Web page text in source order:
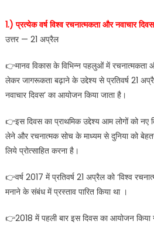
1.) प्रत्येक वर्ष विश्व रचनात्मकता और नवाचार
उत्तर — 21 अप्रैल
👉मानव विकास के विभिन्न पहलुओं में रचनात्मकता
लेकर जागरूकता बढ़ाने के उद्देश्य से प्रतिवर्ष 21
नवाचार दिवस’ का आयोजन किया जाता है।
👉इस दिवस का प्राथमिक उद्देश्य आम लोगों को नए
लेने और रचनात्मक सोच के माध्यम से दुनिया को
लिये प्रोत्साहित करना है।
👉वर्ष 2017 में प्रतिवर्ष 21 अप्रैल को ‘विश्व
मनाने के संबंध में प्रस्ताव पारित किया था ।
👉2018 में पहली बार इस दिवस का आयोजन किया